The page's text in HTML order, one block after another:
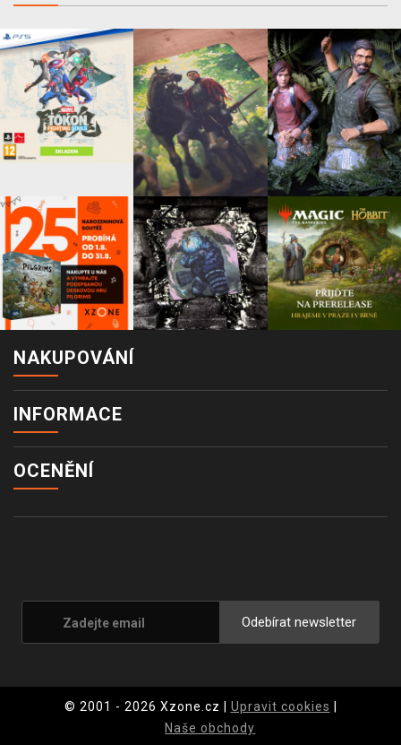
NAKUPOVÁNÍ
INFORMACE
OCENĚNÍ
Odebírat newsletter
© 2001 - 2026 Xzone.cz | Upravit cookies
Naše obchody